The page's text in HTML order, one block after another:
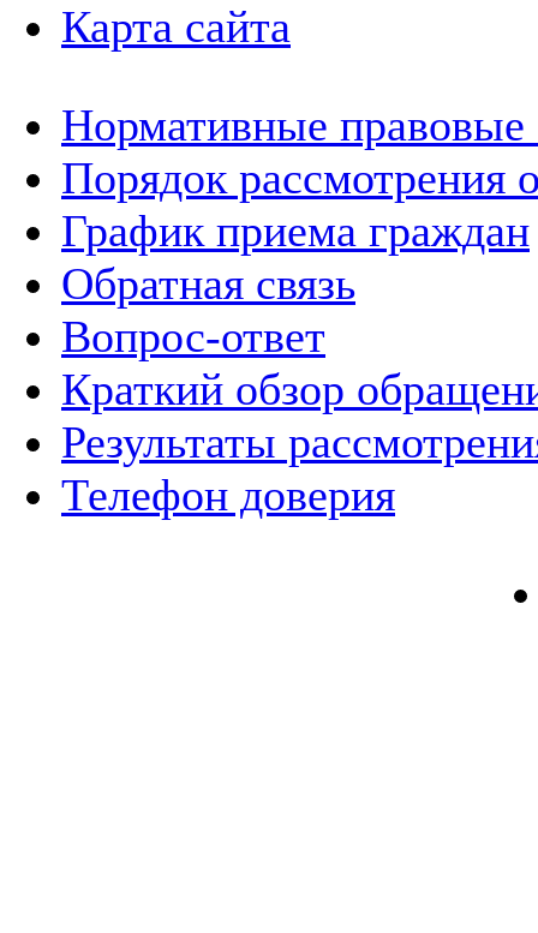
Карта сайта
Нормативные правовые
Порядок рассмотрения
График приема граждан
Обратная связь
Вопрос-ответ
Краткий обзор
Результаты
Телефон доверия